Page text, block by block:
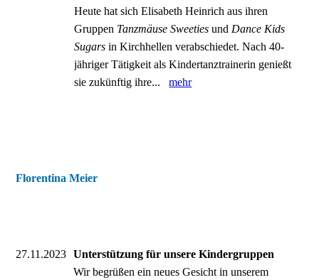
Heute hat sich Elisabeth Heinrich aus ihren
Gruppen Tanzmäuse Sweeties und Dance Kids
Sugars in Kirchhellen verabschiedet. Nach 40-
jähriger Tätigkeit als Kindertanztrainerin genießt
sie zukünftig ihre...mehr
Florentina Meier
27.11.2023
Unterstützung für unsere Kindergruppen
Wir begrüßen ein neues Gesicht in unserem